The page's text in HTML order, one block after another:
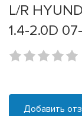
L/R
1.4-2.0D
Добавить